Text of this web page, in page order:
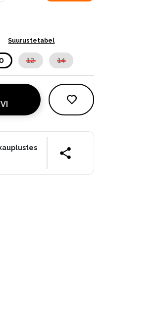
Suurustetabel
12 14